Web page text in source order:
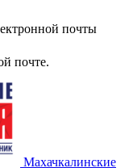
почты
почте.
Махачкалинские